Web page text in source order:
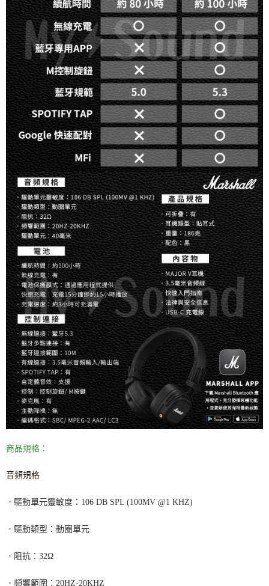
商品規格：
音頻規格
． 驅動單元靈敏度： 106 DB SPL (100MV @1 KHZ)
． 驅動類型：動圈單元
． 阻抗： 32Ω
． 頻響範圍： 20HZ-20KHZ